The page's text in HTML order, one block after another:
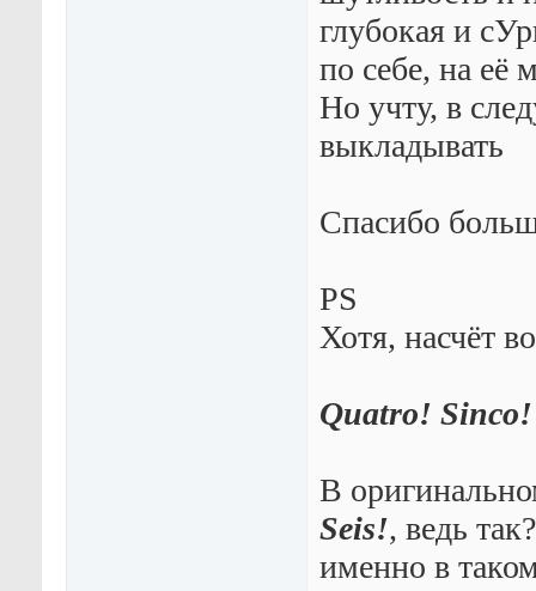
глубокая и
по себе, на её
Но учту, в
выкладывать
Спасибо
PS
Хотя, насчёт
Quatro!
В
Seis!, ведь
именно в